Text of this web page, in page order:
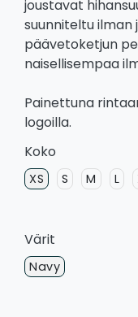
joustavat
suunniteltu ilman
päävetoketjun
naisellisempaa
Painettuna
logoilla.
Koko
XS S M L
Värit
Navy